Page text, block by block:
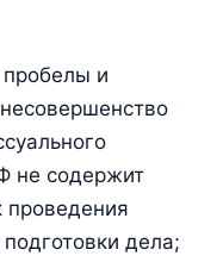
пробелы и
не содержит
проведения
дела;